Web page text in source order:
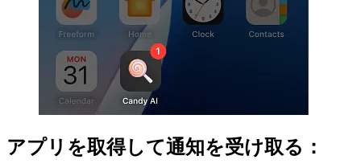
アプリを取得して通知を受け取る：